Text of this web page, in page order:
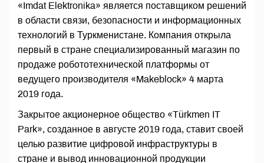
«Imdat Elektronika» является поставщиком решений
в области связи, безопасности и информационных
технологий в Туркменистане. Компания открыла
первый в стране специализированный магазин по
продаже робототехнической платформы от
ведущего производителя «Makeblock» 4 марта
2019 года.
Закрытое акционерное общество «Türkmen IT
Park», созданное в августе 2019 года, ставит своей
целью развитие цифровой инфраструктуры в
стране и вывод инновационной продукции